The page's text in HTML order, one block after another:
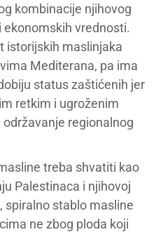
kombinacije njihovog
vrednosti.
istorijskih maslinjaka
Mediterana, pa ima
status zaštićenih jer
retkim i ugroženim
regionalnog
treba shvatiti kao
Palestinaca i njihovoj
spiralno stablo masline
ne zbog ploda koji